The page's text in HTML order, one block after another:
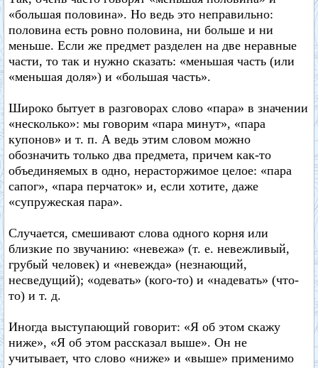
«большая половина». Но ведь это неправильно:
половина есть ровно половина, ни больше и ни
меньше. Если же предмет разделен на две неравные
части, то так и нужно сказать: «меньшая часть (или
«меньшая доля») и «большая часть».
Широко бытует в разговорах слово «пара» в значении
«несколько»: мы говорим «пара минут», «пара
купонов» и т. п. А ведь этим словом можно
обозначить только два предмета, причем как-то
объединяемых в одно, нерасторжимое целое: «пара
сапог», «пара перчаток» и, если хотите, даже
«супружеская пара».
Случается, смешивают слова одного корня или
близкие по звучанию: «невежа» (т. е. невежливый,
грубый человек) и «невежда» (незнающий,
несведущий); «одевать» (кого-то) и «надевать» (что-
то) и т. д.
Иногда выступающий говорит: «Я об этом скажу
ниже», «Я об этом рассказал выше». Он не
учитывает, что слово «ниже» и «выше» применимо